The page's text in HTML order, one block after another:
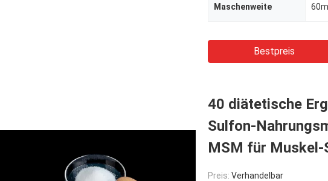
Maschenweite
Bestpreis
40 diätetische
Sulfon-
MSM für Muskel-
Preis: Verhandelbar